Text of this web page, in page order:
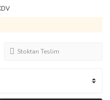
Stoktan Teslim